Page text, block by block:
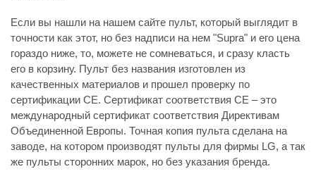
Если вы нашли на нашем сайте пульт, который выглядит в
точности как этот, но без надписи на нем "Supra" и его цена
гораздо ниже, то, можете не сомневаться, и сразу класть
его в корзину. Пульт без названия изготовлен из
качественных материалов и прошел проверку по
сертификации CE. Сертификат соответствия СЕ – это
международный сертификат соответствия Директивам
Объединенной Европы. Точная копия пульта сделана на
заводе, на котором производят пульты для фирмы LG, а так
же пульты сторонних марок, но без указания бренда.